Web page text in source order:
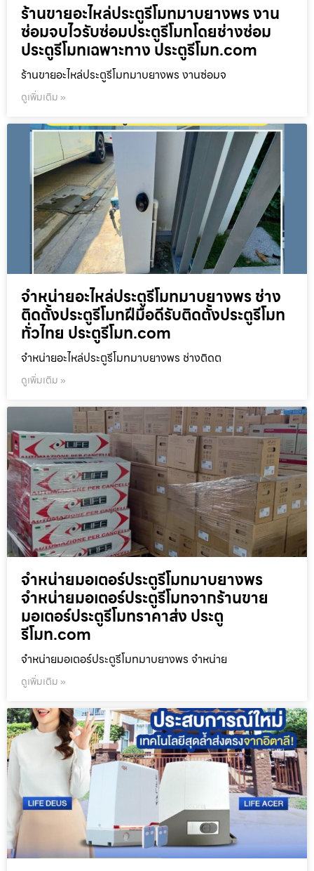
ร้านขายอะไหล่ประตูรีโมทมาบยางพร งาน
ซ่อมจบไวรับซ่อมประตูรีโมทโดยช่างซ่อม
ประตูรีโมทเฉพาะทาง ประตูรีโมท.com
ร้านขายอะไหล่ประตูรีโมทมาบยางพร งานซ่อมจ
ดูเพิ่มเติม »
จำหน่ายอะไหล่ประตูรีโมทมาบยางพร ช่าง
ติดตั้งประตูรีโมทฝีมือดีรับติดตั้งประตูรีโมท
ทั่วไทย ประตูรีโมท.com
จำหน่ายอะไหล่ประตูรีโมทมาบยางพร ช่างติดต
ดูเพิ่มเติม »
จำหน่ายมอเตอร์ประตูรีโมทมาบยางพร
จำหน่ายมอเตอร์ประตูรีโมทจากร้านขาย
มอเตอร์ประตูรีโมทราคาส่ง ประตู
รีโมท.com
จำหน่ายมอเตอร์ประตูรีโมทมาบยางพร จำหน่าย
ดูเพิ่มเติม »